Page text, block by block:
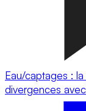
Eau/captages :
divergences